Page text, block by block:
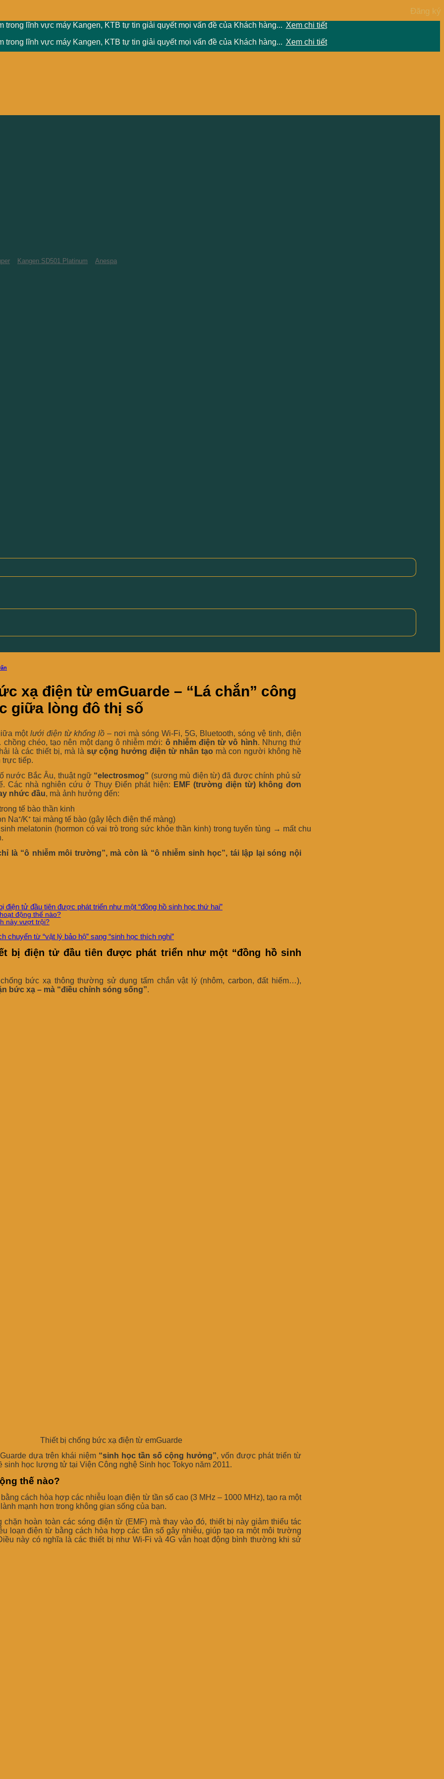
trong lĩnh vực máy Kangen, KTB tự tin giải quyết mọi vấn đề của Khách hàng... Xem chi tiết
trong lĩnh vực máy Kangen, KTB tự tin giải quyết mọi vấn đề của Khách hàng... Xem chi tiết
Kangen SD501 Platinum Anespa
xạ điện từ emGuarde – “Lá chắn” công
giữa lòng đô thị số
một lưới điện từ khổng lồ – nơi mà sóng Wi-Fi, 5G, Bluetooth, sóng vệ tinh, điện
chéo, tạo nên một dạng ô nhiễm mới: ô nhiễm điện từ vô hình. Nhưng thứ
là các thiết bị, mà là sự cộng hưởng điện từ nhân tạomà con người không hề
trực tiếp.
nước Bắc Âu, thuật ngữ “electrosmog” (sương mù điện từ) đã được chính phủ sử
Các nhà nghiên cứu ở Thụy Điển phát hiện: EMF (trường điện từ) không đơn
nhức đầu, mà ảnh hưởng đến:
tế bào thần kinh
Na⁺/K⁺ tại màng tế bào (gây lệch điện thế màng)
melatonin (hormon có vai trò trong sức khỏe thần kinh) trong tuyến tùng → mất chu
là “ô nhiễm môi trường”, mà còn là “ô nhiễm sinh học”, tái lập lại sóng nội
điện tử đầu tiên được phát triển như một “đồng hồ sinh học thứ hai”
động thế nào?
này vượt trội?
chuyển từ “vật lý bảo hộ” sang “sinh học thích nghi”
bị điện tử đầu tiên được phát triển như một “đồng hồ sinh
bức xạ thông thường sử dụng tấm chắn vật lý (nhôm, carbon, đất hiếm…),
bức xạ – mà “điều chỉnh sóng sống”.
Thiết bị chống bức xạ điện từ emGuarde
dựa trên khái niệm “sinh học tần số cộng hưởng”, vốn được phát triển từ
sinh học lượng tử tại Viện Công nghệ Sinh học Tokyo năm 2011.
thế nào?
cách hòa hợp các nhiễu loạn điện từ tần số cao (3 MHz – 1000 MHz), tạo ra một
mạnh hơn trong không gian sống của bạn.
chặn hoàn toàn các sóng điện từ (EMF) mà thay vào đó, thiết bị này giảm thiểu tác
loạn điện từ bằng cách hòa hợp các tần số gây nhiễu, giúp tạo ra một môi trường
này có nghĩa là các thiết bị như Wi-Fi và 4G vẫn hoạt động bình thường khi sử